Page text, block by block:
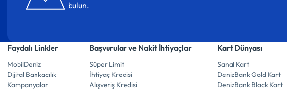
bulun.
Faydalı Linkler
MobilDeniz
Dijital Bankacılık
Kampanyalar
Başvurular ve Nakit İhtiyaçlar
Süper Limit
İhtiyaç Kredisi
Alışveriş Kredisi
Kart Dünyası
Sanal Kart
DenizBank Gold Kart
DenizBank Black Kart